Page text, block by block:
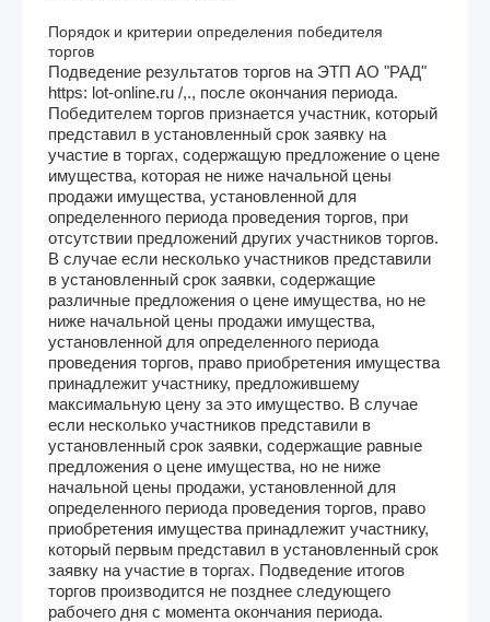
Порядок и критерии определения победителя
торгов
Подведение результатов торгов на ЭТП АО "РАД"
https: lot-online.ru /,., после окончания периода.
Победителем торгов признается участник, который
представил в установленный срок заявку на
участие в торгах, содержащую предложение о цене
имущества, которая не ниже начальной цены
продажи имущества, установленной для
определенного периода проведения торгов, при
отсутствии предложений других участников торгов.
В случае если несколько участников представили
в установленный срок заявки, содержащие
различные предложения о цене имущества, но не
ниже начальной цены продажи имущества,
установленной для определенного периода
проведения торгов, право приобретения имущества
принадлежит участнику, предложившему
максимальную цену за это имущество. В случае
если несколько участников представили в
установленный срок заявки, содержащие равные
предложения о цене имущества, но не ниже
начальной цены продажи, установленной для
определенного периода проведения торгов, право
приобретения имущества принадлежит участнику,
который первым представил в установленный срок
заявку на участие в торгах. Подведение итогов
торгов производится не позднее следующего
рабочего дня с момента окончания периода.